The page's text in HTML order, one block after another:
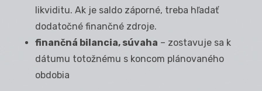
likviditu. Ak je saldo záporné, treba hľadať
dodatočné finančné zdroje.
finančná bilancia, súvaha – zostavuje sa k
dátumu totožnému s koncom plánovaného
obdobia